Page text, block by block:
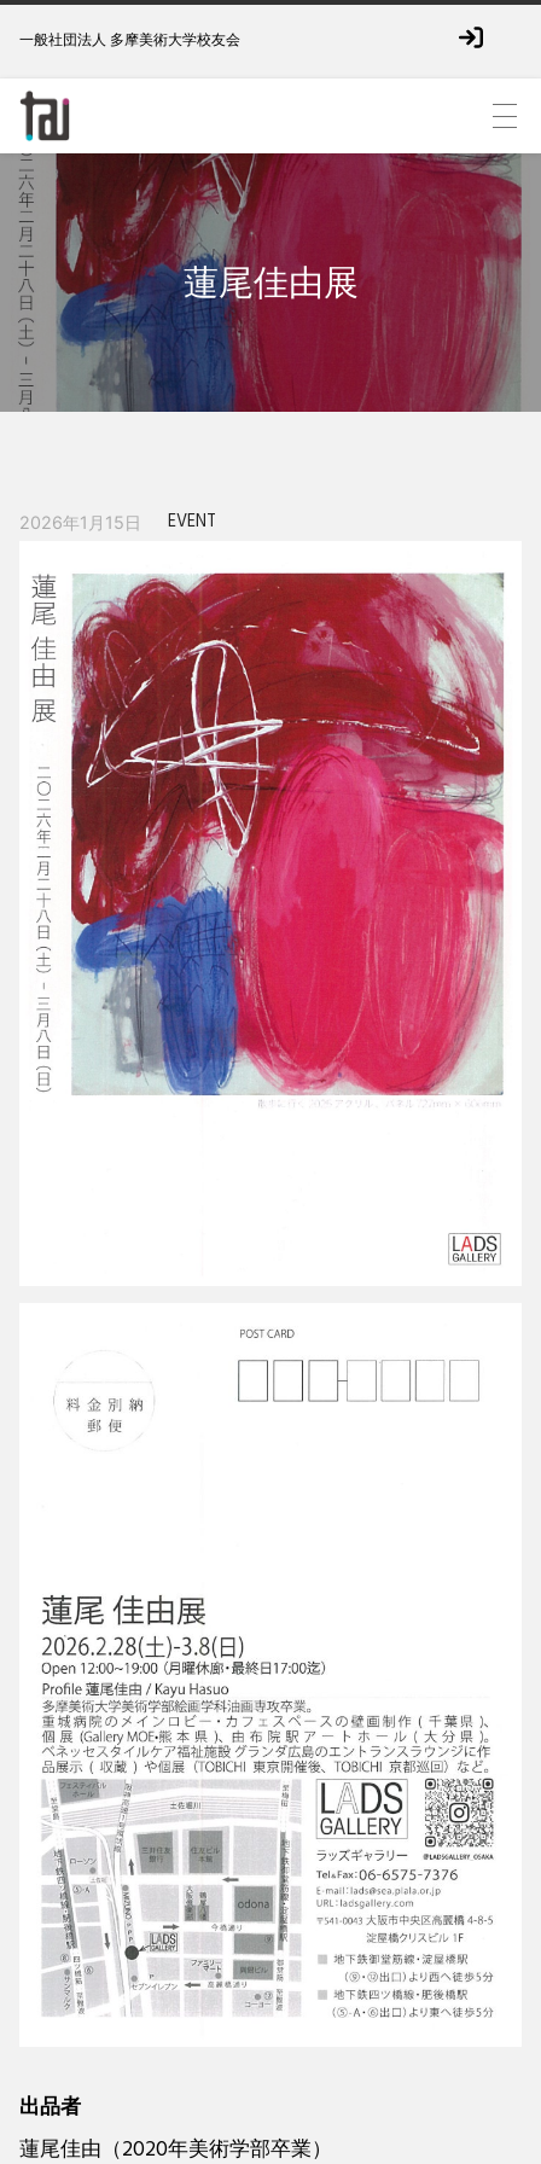
一般社団法人 多摩美術大学校友会
蓮尾佳由展
2026年1月15日 EVENT
出品者
蓮尾佳由（2020年美術学部卒業）